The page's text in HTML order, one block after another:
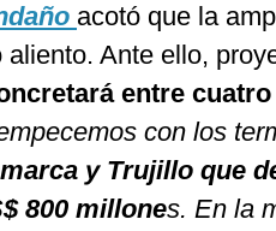
acotó que la
aliento. Ante ello,
entre
con los
y Trujillo que
800 millones. En la